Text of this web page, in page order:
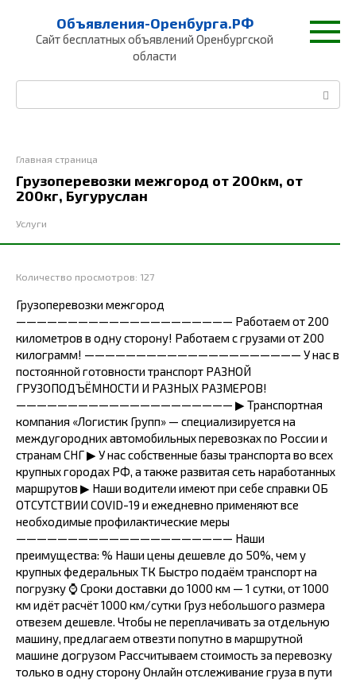
контенту
Объявления-Оренбурга.РФ
Сайт бесплатных объявлений Оренбургской
области
Главная страница
Грузоперевозки межгород от 200км, от
200кг, Бугуруслан
Услуги
Количество просмотров: 127
Грузоперевозки межгород
————————————————————— Работаем от 200
километров в одну сторону! Работаем с грузами от 200
килограмм! ————————————————————— У нас в
постоянной готовности транспорт РАЗНОЙ
ГРУЗОПОДЪЁМНОСТИ И РАЗНЫХ РАЗМЕРОВ!
————————————————————— ▶ Транспортная
компания «Логистик Групп» — специализируется на
междугородних автомобильных перевозках по России и
странам СНГ ▶ У нас собственные базы транспорта во всех
крупных городах РФ, а также развитая сеть наработанных
маршрутов ▶ Наши водители имеют при себе справки ОБ
ОТСУТСТВИИ COVID-19 и ежедневно применяют все
необходимые профилактические меры
————————————————————— Наши
преимущества: % Наши цены дешевле до 50%, чем у
крупных федеральных ТК Быстро подаём транспорт на
погрузку ⌚ Сроки доставки до 1000 км — 1 сутки, от 1000
км идёт расчёт 1000 км/сутки Груз небольшого размера
отвезем дешевле. Чтобы не переплачивать за отдельную
машину, предлагаем отвезти попутно в маршрутной
машине догрузом Рассчитываем стоимость за перевозку
только в одну сторону Онлайн отслеживание груза в пути